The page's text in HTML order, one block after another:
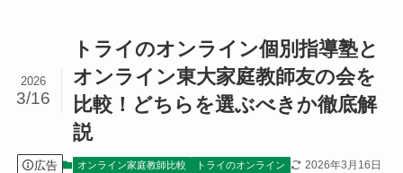
トライのオンライン個別指導塾と
オンライン東大家庭教師友の会を
比較！どちらを選ぶべきか徹底解
説
2026
3/16
広告 オンライン家庭教師比較 トライのオンライン 2026年3月16日